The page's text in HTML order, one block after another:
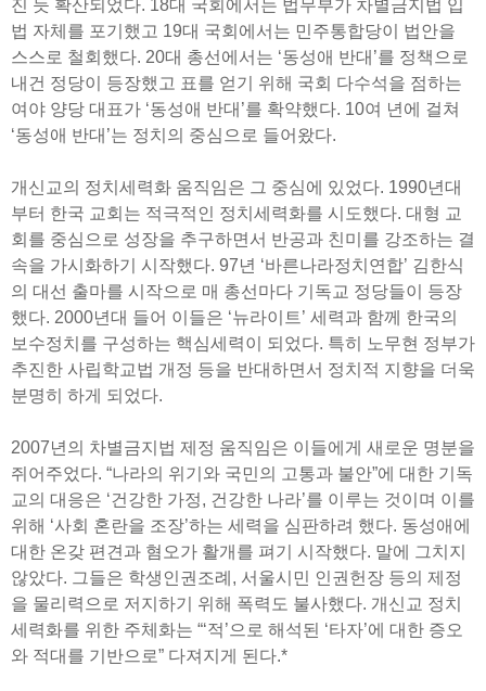
진 듯 확산되었다. 18대 국회에서는 법무부가 차별금지법 입
법 자체를 포기했고 19대 국회에서는 민주통합당이 법안을
스스로 철회했다. 20대 총선에서는 ‘동성애 반대’를 정책으로
내건 정당이 등장했고 표를 얻기 위해 국회 다수석을 점하는
여야 양당 대표가 ‘동성애 반대’를 확약했다. 10여 년에 걸쳐
‘동성애 반대’는 정치의 중심으로 들어왔다.
개신교의 정치세력화 움직임은 그 중심에 있었다. 1990년대
부터 한국 교회는 적극적인 정치세력화를 시도했다. 대형 교
회를 중심으로 성장을 추구하면서 반공과 친미를 강조하는 결
속을 가시화하기 시작했다. 97년 ‘바른나라정치연합’ 김한식
의 대선 출마를 시작으로 매 총선마다 기독교 정당들이 등장
했다. 2000년대 들어 이들은 ‘뉴라이트’ 세력과 함께 한국의
보수정치를 구성하는 핵심세력이 되었다. 특히 노무현 정부가
추진한 사립학교법 개정 등을 반대하면서 정치적 지향을 더욱
분명히 하게 되었다.
2007년의 차별금지법 제정 움직임은 이들에게 새로운 명분을
쥐어주었다. “나라의 위기와 국민의 고통과 불안”에 대한 기독
교의 대응은 ‘건강한 가정, 건강한 나라’를 이루는 것이며 이를
위해 ‘사회 혼란을 조장’하는 세력을 심판하려 했다. 동성애에
대한 온갖 편견과 혐오가 활개를 펴기 시작했다. 말에 그치지
않았다. 그들은 학생인권조례, 서울시민 인권헌장 등의 제정
을 물리력으로 저지하기 위해 폭력도 불사했다. 개신교 정치
세력화를 위한 주체화는 “‘적’으로 해석된 ‘타자’에 대한 증오
와 적대를 기반으로” 다져지게 된다.*